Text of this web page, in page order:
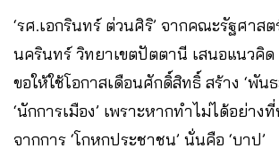
‘รศ.เอกรินทร์ ต่วนศิริ’ จากคณะรัฐศาสต
นครินทร์ วิทยาเขตปัตตานี เสนอแนวคิด
ขอให้ใช้โอกาสเดือนศักดิ์สิทธิ์ สร้าง ‘พัน
‘นักการเมือง’ เพราะหากทำไม่ได้อย่าง
จากการ ‘โกหกประชาชน’ นั่นคือ ‘บาป’